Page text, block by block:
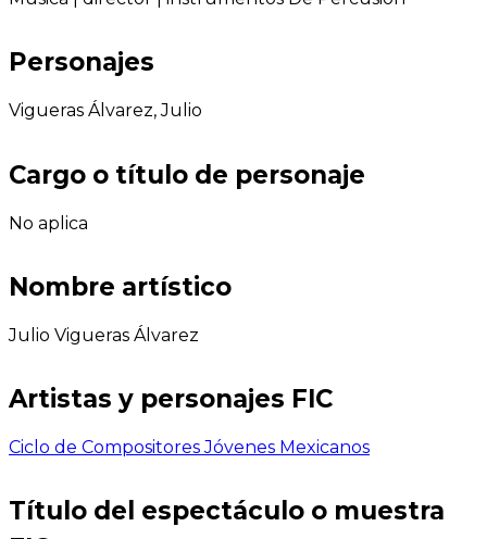
Personajes
Vigueras Álvarez, Julio
Cargo o título de personaje
No aplica
Nombre artístico
Julio Vigueras Álvarez
Artistas y personajes FIC
Ciclo de Compositores Jóvenes Mexicanos
Título del espectáculo o muestra